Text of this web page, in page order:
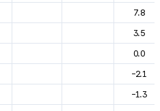
7.8
3.5
0.0
-2.1
-1.3